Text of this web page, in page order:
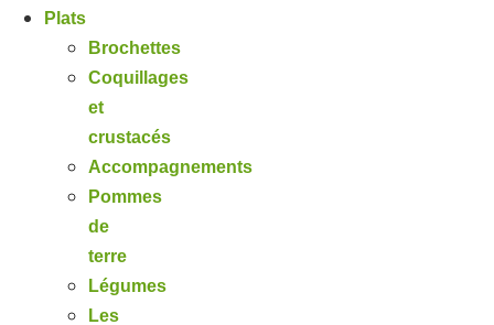
Plats
Brochettes
Coquillages
et
crustacés
Accompagnements
Pommes
de
terre
Légumes
Les